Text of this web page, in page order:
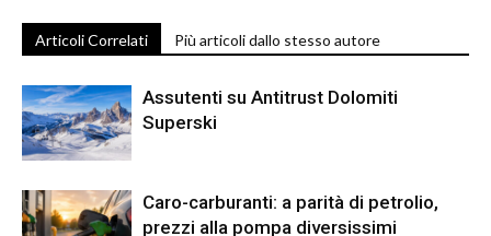
Articoli Correlati Più articoli dallo stesso autore
Assutenti su Antitrust Dolomiti
Superski
Caro-carburanti: a parità di petrolio,
prezzi alla pompa diversissimi